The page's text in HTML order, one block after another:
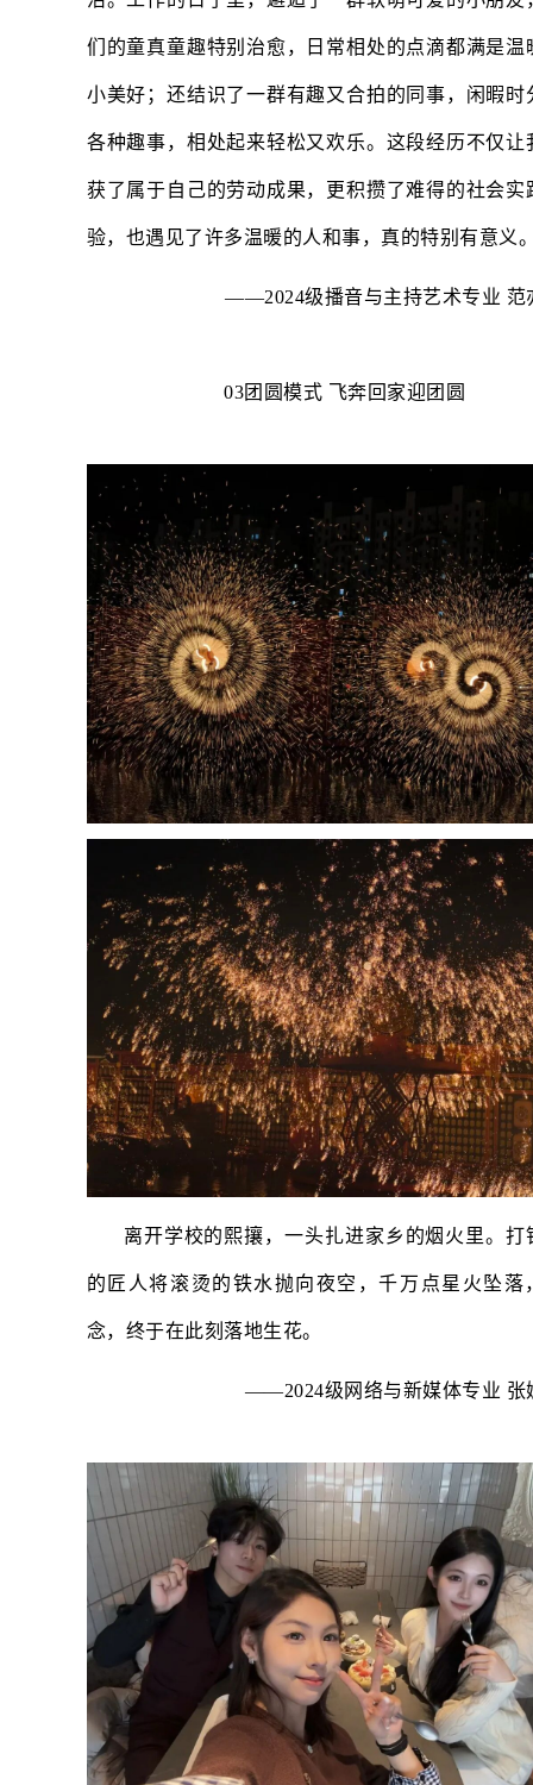
们的童真童趣特别治愈，日常相处的点滴都满是温
小美好；还结识了一群有趣又合拍的同事，闲暇时
各种趣事，相处起来轻松又欢乐。这段经历不仅让
获了属于自己的劳动成果，更积攒了难得的社会实
验，也遇见了许多温暖的人和事，真的特别有意义
——2024级播音与主持艺术专业 范
03团圆模式 飞奔回家迎团圆
离开学校的熙攘，一头扎进家乡的烟火里。打
的匠人将滚烫的铁水抛向夜空，千万点星火坠落
念，终于在此刻落地生花。
——2024级网络与新媒体专业 张